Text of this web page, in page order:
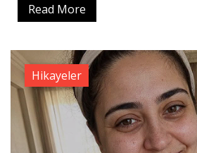
Read More
Hikayeler